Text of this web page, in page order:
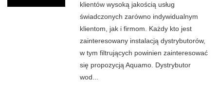
klientów wysoką jakością usług
świadczonych zarówno indywidualnym
klientom, jak i firmom. Każdy kto jest
zainteresowany instalacją dystrybutorów,
w tym filtrujących powinien zainteresować
się propozycją Aquamo. Dystrybutor
wod...